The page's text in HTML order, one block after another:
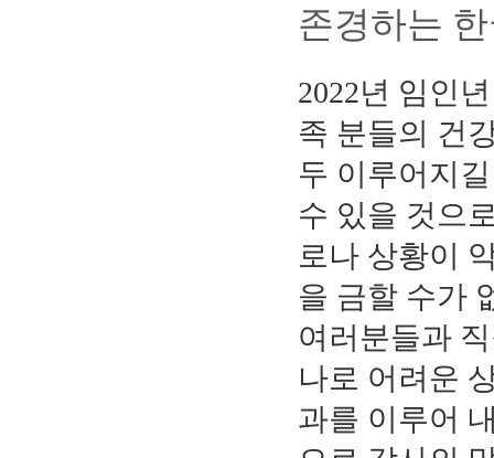
존경하는
2022년 임인
족 분들의 건
두 이루어지
수 있을 것으
로나 상황이
을 금할 수가
여러분들과
나로 어려운
과를 이루어